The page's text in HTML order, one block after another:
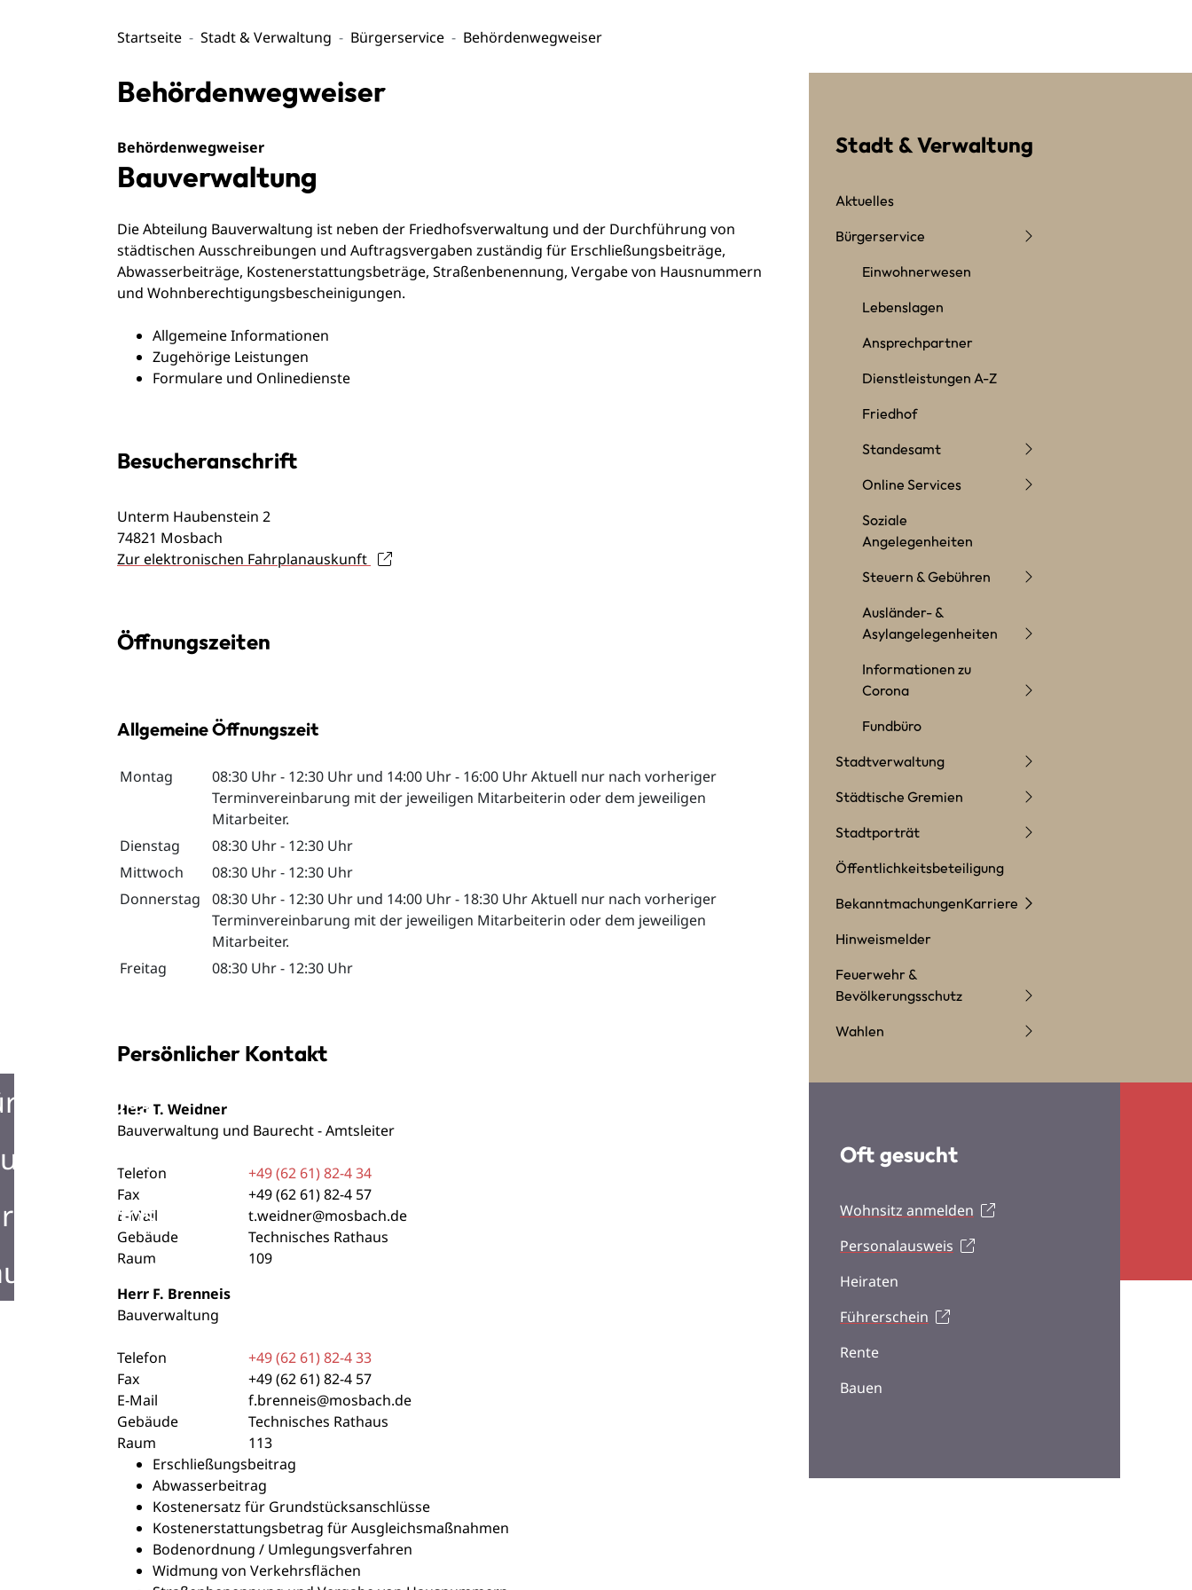
Startseite Stadt & Verwaltung Bürgerservice Behördenwegweiser
Information
in Mosbach
in Mosbach
Behördenwegweiser
Behördenwegweiser
Bauverwaltung
Die Abteilung Bauverwaltung ist neben der Friedhofsverwaltung und der Durchführung von
städtischen Ausschreibungen und Auftragsvergaben zuständig für Erschließungsbeiträge,
Abwasserbeiträge, Kostenerstattungsbeträge, Straßenbenennung, Vergabe von Hausnummern
und Wohnberechtigungsbescheinigungen.
Allgemeine Informationen
Zugehörige Leistungen
Formulare und Onlinedienste
Besucheranschrift
Unterm Haubenstein 2
74821 Mosbach
Zur elektronischen Fahrplanauskunft
Öffnungszeiten
Allgemeine Öffnungszeit
Montag 08:30 Uhr- 12:30 Uhr und 14:00 Uhr- 16:00 UhrAktuell nur nach vorheriger
Terminvereinbarung mit der jeweiligen Mitarbeiterin oder dem jeweiligen
Mitarbeiter.
Dienstag
08:30 Uhr- 12:30 Uhr
Mittwoch
08:30 Uhr- 12:30 Uhr
Donnerstag
08:30 Uhr- 12:30 Uhr und 14:00 Uhr- 18:30 UhrAktuell nur nach vorheriger
Terminvereinbarung mit der jeweiligen Mitarbeiterin oder dem jeweiligen
Mitarbeiter.
Freitag
08:30 Uhr- 12:30 Uhr
Persönlicher Kontakt
Herr T. Weidner
Bauverwaltung und Baurecht - Amtsleiter
Telefon +49 (62 61) 82-434
Fax
+49 (6261) 82-4 57
E-Mail
t.weidner@mosbach.de
Gebäude
Technisches Rathaus
Raum
109
Herr F. Brenneis
Bauverwaltung
Telefon +49 (62 61) 82-433
Fax
+49 (6261) 82-4 57
E-Mail
f.brenneis@mosbach.de
Gebäude
Technisches Rathaus
Raum
113
Erschließungsbeitrag
Abwasserbeitrag
Kostenersatz für Grundstücksanschlüsse
Kostenerstattungsbetrag für Ausgleichsmaßnahmen
Bodenordnung / Umlegungsverfahren
Widmung von Verkehrsflächen
Stadt & Verwaltung
Aktuelles
Bürgerservice
Einwohnerwesen
Lebenslagen
Ansprechpartner
Dienstleistungen A-Z
Friedhof
Standesamt
Online Services
Soziale
Angelegenheiten
Steuern & Gebühren
Ausländer- &
Asylangelegenheiten
Informationen zu
Corona
Fundbüro
Stadtverwaltung
Städtische Gremien
Stadtporträt
Öffentlichkeitsbeteiligung
BekanntmachungenKarriere
Hinweismelder
Feuerwehr &
Bevölkerungsschutz
Wahlen
Oft gesucht
Wohnsitz anmelden
Personalausweis
Heiraten
Führerschein
Rente
Bauen